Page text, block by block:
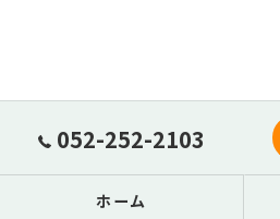
052-252-2103
ホーム